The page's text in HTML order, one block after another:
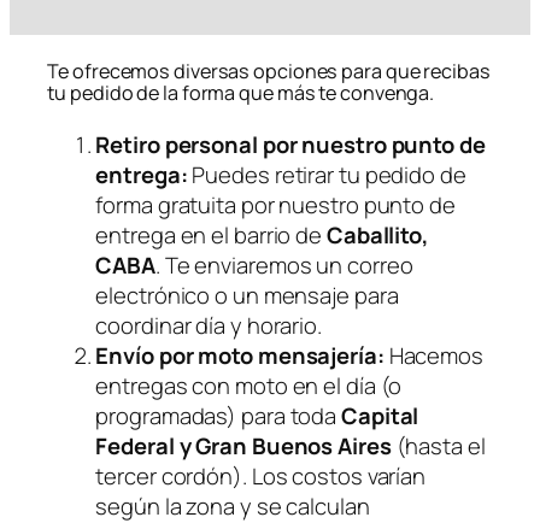
Te ofrecemos diversas opciones para que recibas
tu pedido de la forma que más te convenga.
Retiro personal por nuestro punto de
entrega:Puedes retirar tu pedido de
forma gratuita por nuestro punto de
entrega en el barrio deCaballito,
CABA. Te enviaremos un correo
electrónico o un mensaje para
coordinar día y horario.
Envío por moto mensajería: Hacemos
entregas con moto en el día (o
programadas) para todaCapital
Federal y Gran Buenos Aires(hasta el
tercer cordón). Los costos varían
según la zona y se calculan